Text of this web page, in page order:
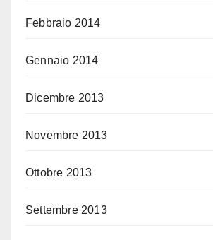
Febbraio 2014
Gennaio 2014
Dicembre 2013
Novembre 2013
Ottobre 2013
Settembre 2013